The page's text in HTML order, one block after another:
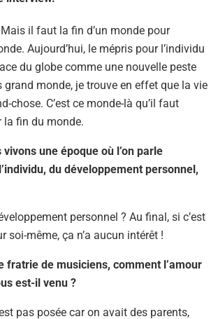
il faut la fin d’un monde pour
Aujourd’hui, le mépris pour l’individu
du globe comme une nouvelle peste
grand monde, je trouve en effet que la vie
chose. C’est ce monde-là qu’il faut
la fin du monde.
une époque où l’on parle
du développement personnel,
personnel ? Au final, si c’est
soi-même, ça n’a aucun intérêt !
fratrie de musiciens, comment l’amour
est-il venu ?
pas posée car on avait des parents,